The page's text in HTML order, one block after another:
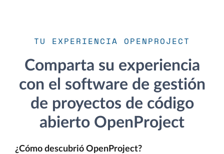
TU EXPERIENCIA OPENPROJECT
Comparta su experiencia
con el software de gestión
de proyectos de código
abierto OpenProject
¿Cómo descubrió OpenProject?